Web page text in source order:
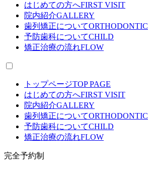
はじめての方へFIRST VISIT
院内紹介GALLERY
歯列矯正についてORTHODONTIC
予防歯科についてCHILD
矯正治療の流れFLOW
トップページTOP PAGE
はじめての方へFIRST VISIT
院内紹介GALLERY
歯列矯正についてORTHODONTIC
予防歯科についてCHILD
矯正治療の流れFLOW
完全予約制